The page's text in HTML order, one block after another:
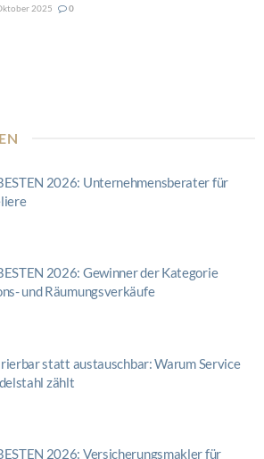
2025 0
2026: Unternehmensberater für
2026: Gewinner der Kategorie
und Räumungsverkäufe
statt austauschbar: Warum Service
zählt
2026: Versicherungsmakler für